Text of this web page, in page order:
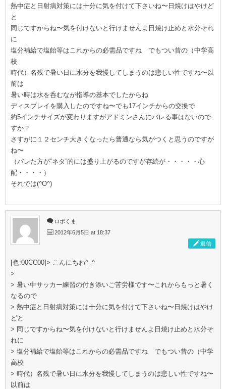
熱中症と日射病対策には十分に気を付けて下さいね〜日焼けはやけど
と
同じですからね〜気を付けないと行けませんよ日焼け止めと水分それ
に
塩分補給で塩飴等はこれからの必需品ですね でもつい昔の（中学高
校
時代）名残で暑い日に水分を我慢してしまうのは悲しい性ですね〜以
前は
暑い時は水を呑むなが指導の基本でしたからね
ディスプレイを購入したのですね〜でも17インチからの交換で
約5インチサイズが変わりますがアドミンさんにバレる事はないので
すか？
さすがに１２センチ大きくなったら普通なら気がつくと思うのですが
ね〜
（バレた方が”ネタ”的には盛り上がるのですが存続が・・・・・心
配・・・・）
それでは(^O^)
ロボくま
2012年6月5日 at 18:37
返信
[色:00CC00]> こんにちわ^_^
>
> 暑い中サッカー練習の付き添いご苦労様です〜これからもっと暑く
なるので
> 熱中症と日射病対策には十分に気を付けて下さいね〜日焼けはやけ
どと
> 同じですからね〜気を付けないと行けませんよ日焼け止めと水分そ
れに
> 塩分補給で塩飴等はこれからの必需品ですね でもつい昔の（中学
高校
> 時代）名残で暑い日に水分を我慢してしまうのは悲しい性ですね〜
以前は